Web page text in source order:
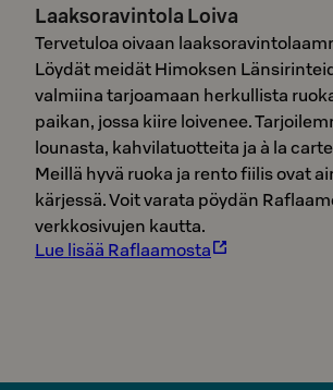
Laaksoravintola Loiva
Tervetuloa oivaan
Löydät meidät Himoksen
valmiina tarjoamaan herkullista
paikan, jossa kiire loivenee.
lounasta, kahvilatuotteita ja à la
Meillä hyvä ruoka ja rento fiilis ovat
kärjessä. Voit varata pöydän
verkkosivujen kautta.
Lue lisää Raflaamosta